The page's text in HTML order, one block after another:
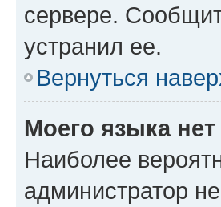
сервере.
устранил ее.
Вернуться
Моего языка нет
Наиболее
администратор